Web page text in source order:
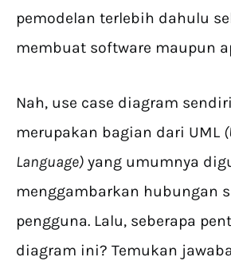
pemodelan terlebih dahulu
membuat software maupun
Nah, use case diagram
merupakan bagian dari UML
Language) yang umumnya
menggambarkan hubungan
pengguna. Lalu, seberapa
diagram ini? Temukan